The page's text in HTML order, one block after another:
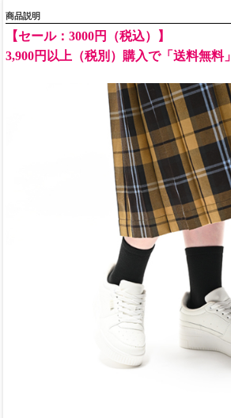
商品説明
【セール：3000円（税込）】
3,900円以上（税別）購入で「送料無料」